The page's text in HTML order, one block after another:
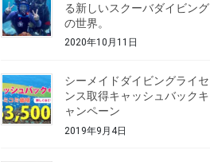
る新しいスクーバダイビング
の世界。
2020年10月11日
シーメイドダイビングライセ
ンス取得キャッシュバックキ
ャンペーン
2019年9月4日